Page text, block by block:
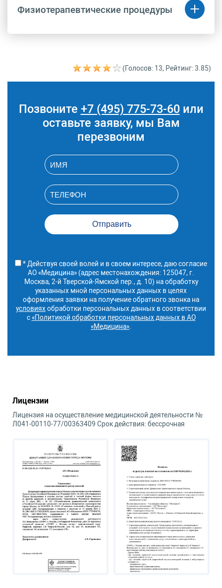
Физиотерапевтические процедуры
Магнитолазеротерапия
при заболеваниях
A22.22.001.001
Воздействие
лазерным
излучением при
заболеваниях желез
4 930 руб.
A22.23.001.001
лазерным
излучением при
заболеваниях
мозга (1-2 т/п)
излучением при
заболеваниях
периферической
нервной системы (1-2
т/п)
A22.25.001.001
Эндоаурикулярное
воздействие
низкоинтенсивным
лазерным
слуха (1-2 т/п)
4 930 руб.
тракта (1-2 т/п)
Воздействие
излучением при
заболеваниях
мочевыделительного
A22.02.001.001
Воздействие
низкоинтенсивным
лазерным
излучением при
заболеваниях мышц
(1-2 т/п)
4 930 руб.
A22.04.003.001
Воздействие
низкоинтенсивным
лазерным
4 930 руб.
(Голосов: 13, Рейтинг: 3.85)
Позвоните +7 (495) 775-73-60или
оставьте заявку, мы Вам
перезвоним
* Действуя своей волей и в своем интересе, даю согласие
АО «Медицина» (адрес местонахождения: 125047, г.
Москва, 2-й Тверской-Ямской пер., д. 10) на обработку
указанных мной персональных данных в целях
оформления заявки на получение обратного звонка на
условияхобработки персональных данных в соответствии
с«Политикой обработки персональных данных в АО
«Медицина».
Лицензии
Лицензия на осуществление медицинской деятельности №
Л041-00110-77/00363409 Срок действия: бессрочная